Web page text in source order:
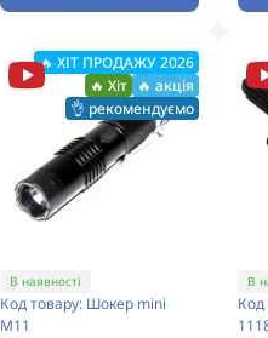
🔥 ХІТ ПРОДАЖУ 2026
🔥 Хіт 🔥 акція
👌 рекомендуємо
В наявності
Код товару: Шокер mini
M11
В
Код